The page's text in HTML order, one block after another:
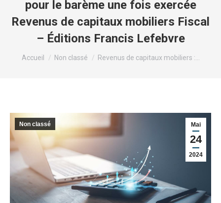
pour le barème une fois exercée
Revenus de capitaux mobiliers Fiscal
– Éditions Francis Lefebvre
Accueil Non classé Revenus de capitaux mobiliers :…
Mai
24
2024
Non classé